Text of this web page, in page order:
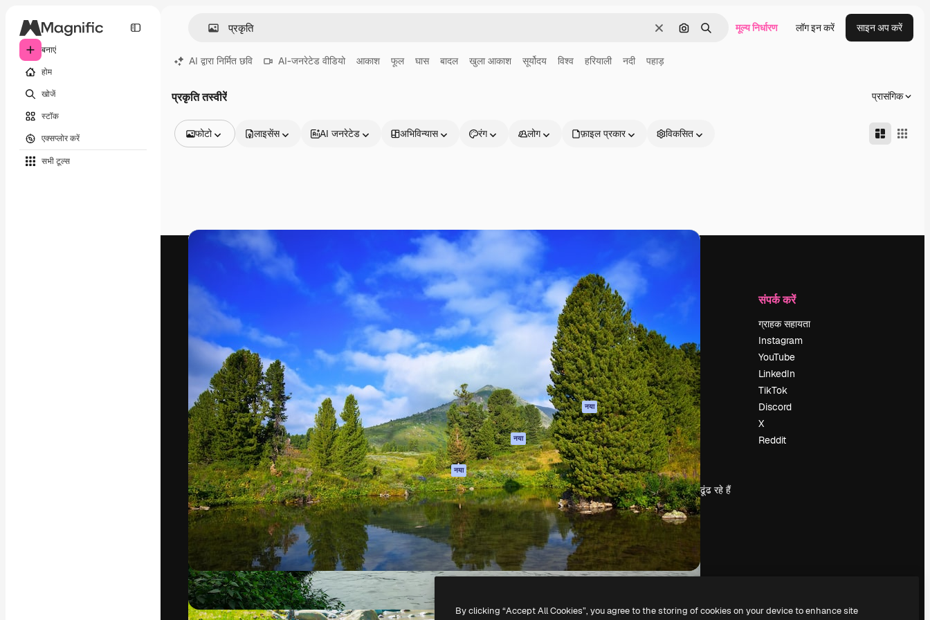
बनाएं
होम
खोजें
स्टॉक
एक्सप्लोर करें
सभी टूल्‍स
साफ़ इमेज से खोजें
खोजें मूल्य निर्धारण लॉग इन करें साइन अप करें
AI द्वारा निर्मित छवि AI-जनरेटेड वीडियो आकाश फूल घास बादल खुला आकाश सूर्योदय विश्व हरियाली नदी पहाड़
प्रकृति तस्वीरें प्रासंगिक
फोटो
वीडियो
आइकन
3D मॉडल
लाइसेंस AI जनरेटेड अभिविन्यास रंग लोग फ़ाइल प्रकार विकसित
अपने बेहतरीन काम को बनाने के लिए क्रिएटिव प्लेटफॉर्म।
क्रिएटिव, एंटरप्राइजेज, एजेंसियों और स्टूडियो में 1
मिलियन से ज़्यादा सब्सक्राइबर।
हिन्दी
प्रोडक्ट्स
Spaces
AI सहायक
एआई इमेज जेनरेटर
एआई वॉयस जनरेटर
स्टॉक सामग्री
MCP
Claude/ChatGPT
के लिए
नया
एजेंट नया
API
मोबाइल ऐप
सभी फ्रीपिक उपकरण
शुरू करें
Academy
दस्तावेज़ीकरण
सहायता
उपयोग की शर्तें
गोपनीयता नीति
ओरिजिनल्स नया
कुकीज़ नीति
ट्रस्ट सेंटर
एफिलिएट्स
बिज़नेस
हमारे बारे में
रिव्यू
करियर
खोज रुझान
ब्लॉग
घटनाक्रम
Slidesgo
सामग्री बेचें
प्रेस कक्ष
magnific.ai ढूंढ रहे हैं
संपर्क करें
ग्राहक सहायता
Instagram
YouTube
LinkedIn
TikTok
Discord
X
Reddit
Copyright © 2010-2026Freepik Company S.L.U. सर्वाधिकार सुरक्षित
By clicking “Accept All Cookies”, you agree to the storing of cookies on your device to enhance site